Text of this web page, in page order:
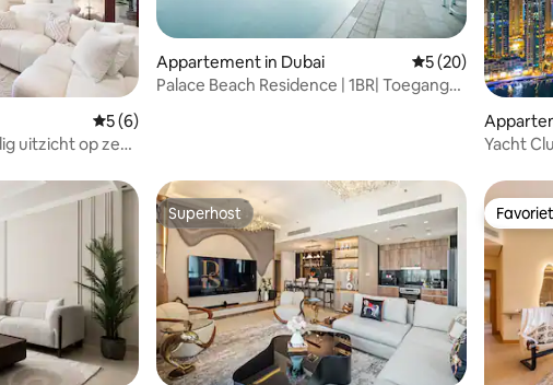
Gemiddelde beoordeling van 5 op 5, 6 recensies
5 (6)
uitzicht op zee
Appartement in Dubai Gemiddelde
5 (20)
Palace Beach Residence | 1BR| Toegang
Yacht
Superhost
Superhost